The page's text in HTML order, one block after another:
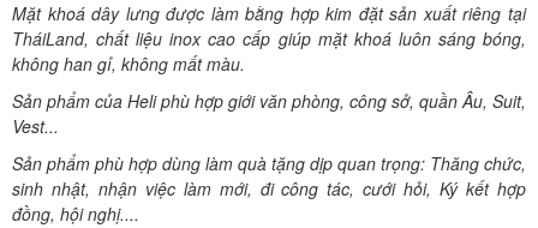
Mặt khoá dây lưng được làm bằng hợp kim đặt sản xuất riêng tại
TháiLand, chất liệu inox cao cấp giúp mặt khoá luôn sáng bóng,
không han gỉ, không mất màu.
Sản phẩm của Heli phù hợp giới văn phòng, công sở, quần Âu, Suit,
Vest...
Sản phẩm phù hợp dùng làm quà tặng dịp quan trọng: Thăng chức,
sinh nhật, nhận việc làm mới, đi công tác, cưới hỏi, Ký kết hợp
đồng, hội nghị....